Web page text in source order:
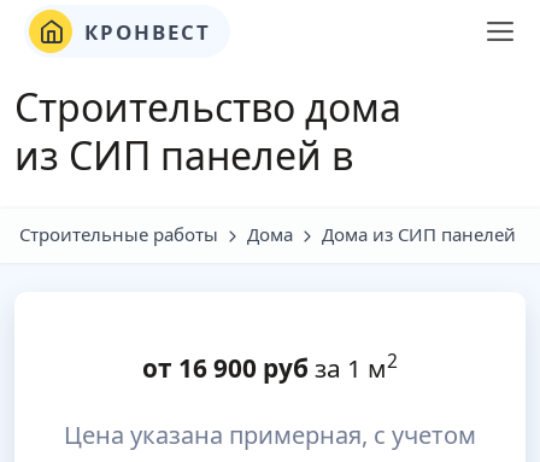
КРОНВЕСТ
Строительство дома
из СИП панелей в
Строительные работы Дома Дома из СИП панелей
от 16 900 руб за 1 м2
Цена указана примерная, с учетом